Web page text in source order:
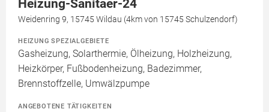
Heizung-Sanitaer-24
Weidenring 9, 15745 Wildau (4km von 15745 Schulzendorf)
HEIZUNG SPEZIALGEBIETE
Gasheizung, Solarthermie, Ölheizung, Holzheizung,
Heizkörper, Fußbodenheizung, Badezimmer,
Brennstoffzelle, Umwälzpumpe
ANGEBOTENE TÄTIGKEITEN